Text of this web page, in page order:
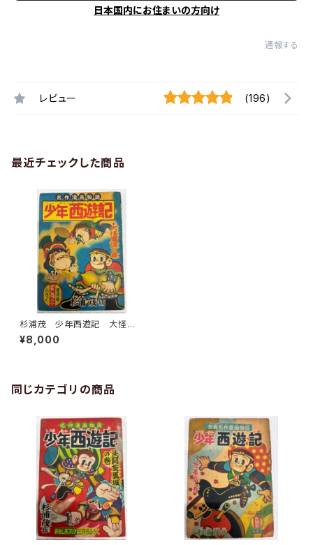
日本国内にお住まいの方向け
通報する
レビュー (196)
最近チェックした商品
杉浦茂 少年西遊記 大怪魔
洞の巻 おもしろブックふろく
1956年 集英社
¥8,000
同じカテゴリの商品